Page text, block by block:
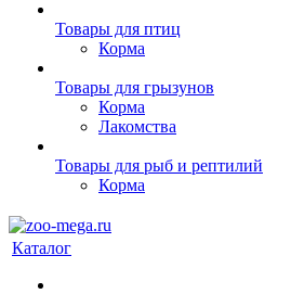
Товары для птиц
Корма
Товары для грызунов
Корма
Лакомства
Товары для рыб и рептилий
Корма
Каталог